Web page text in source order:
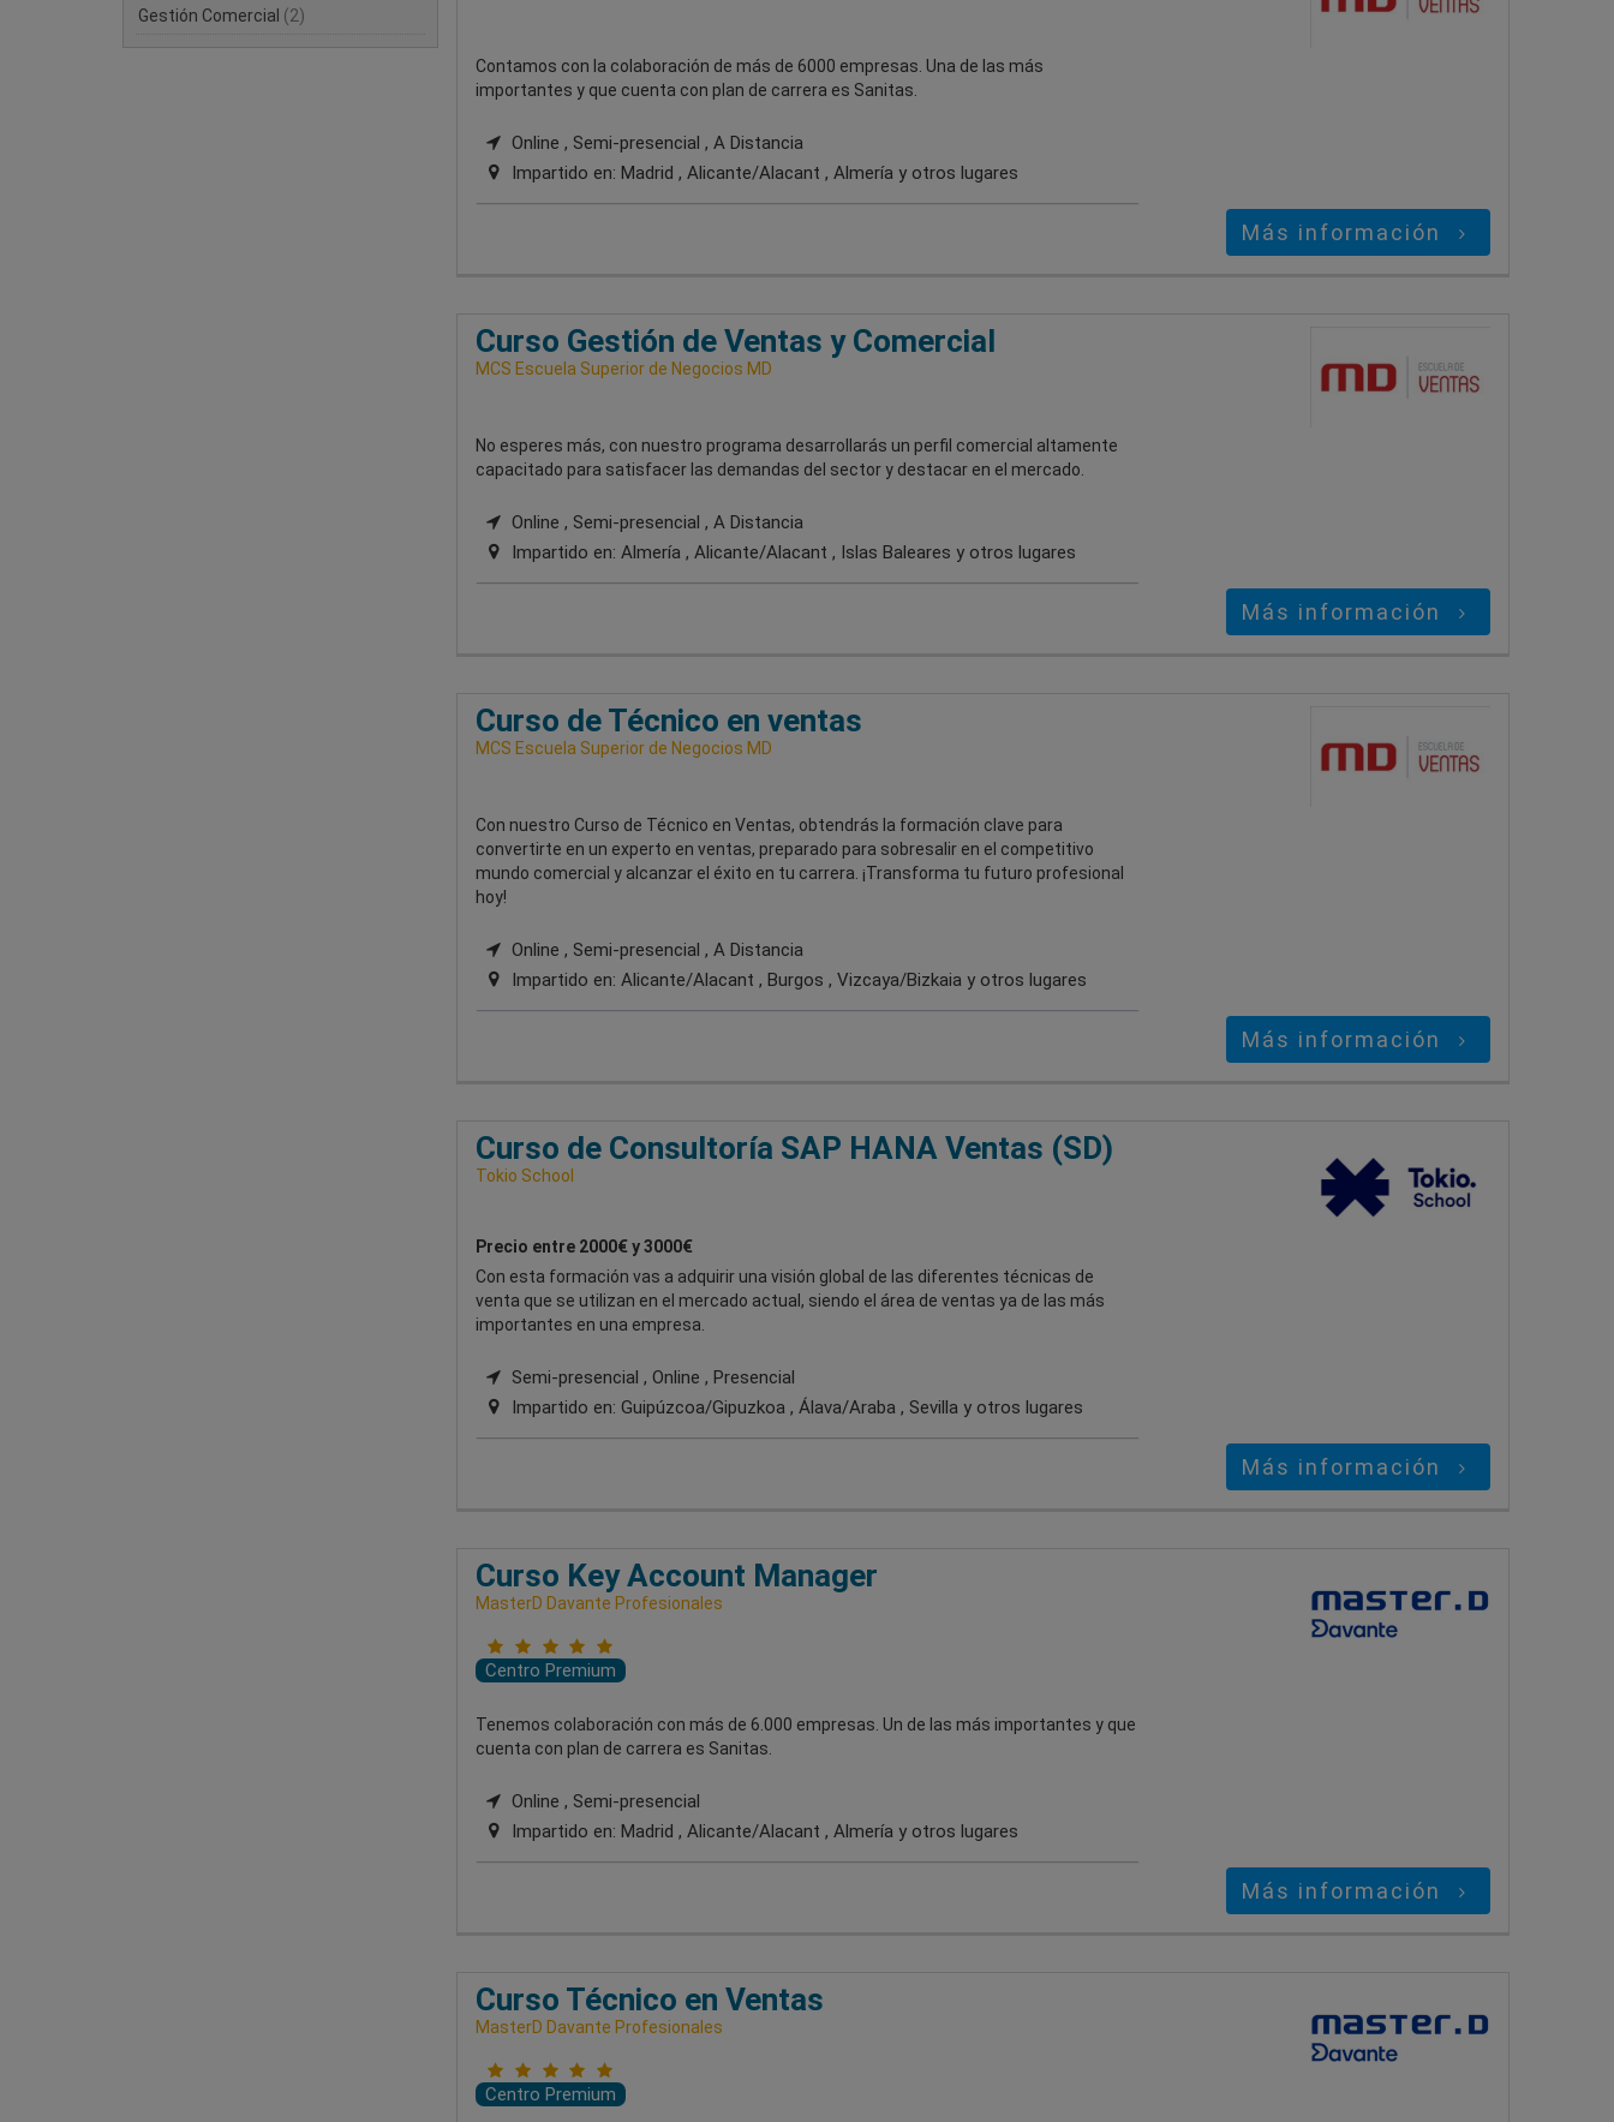
Gestión Comercial (2)
Contamos con la colaboración de más de 6000 empresas. Una de las más
importantes y que cuenta con plan de carrera es Sanitas.
Online , Semi-presencial , A Distancia
Impartido en: Madrid , Alicante/Alacant , Almería y otros lugares
Más información
Curso Gestión de Ventas y Comercial
MCS Escuela Superior de Negocios MD
No esperes más, con nuestro programa desarrollarás un perfil comercial altamente
capacitado para satisfacer las demandas del sector y destacar en el mercado.
Online , Semi-presencial , A Distancia
Impartido en: Almería , Alicante/Alacant , Islas Baleares y otros lugares
Más información
Curso de Técnico en ventas
MCS Escuela Superior de Negocios MD
Con nuestro Curso de Técnico en Ventas, obtendrás la formación clave para
convertirte en un experto en ventas, preparado para sobresalir en el competitivo
mundo comercial y alcanzar el éxito en tu carrera. ¡Transforma tu futuro profesional
hoy!
Online , Semi-presencial , A Distancia
Impartido en: Alicante/Alacant , Burgos , Vizcaya/Bizkaia y otros lugares
Más información
Curso de Consultoría SAP HANA Ventas (SD)
Tokio School
Precio entre 2000€ y 3000€
Con esta formación vas a adquirir una visión global de las diferentes técnicas de
venta que se utilizan en el mercado actual, siendo el área de ventas ya de las más
importantes en una empresa.
Semi-presencial , Online , Presencial
Impartido en: Guipúzcoa/Gipuzkoa , Álava/Araba , Sevilla y otros lugares
Más información
Curso Key Account Manager
MasterD Davante Profesionales
Centro Premium
Tenemos colaboración con más de 6.000 empresas. Un de las más importantes y que
cuenta con plan de carrera es Sanitas.
Online , Semi-presencial
Impartido en: Madrid , Alicante/Alacant , Almería y otros lugares
Más información
Curso Técnico en Ventas
MasterD Davante Profesionales
Centro Premium